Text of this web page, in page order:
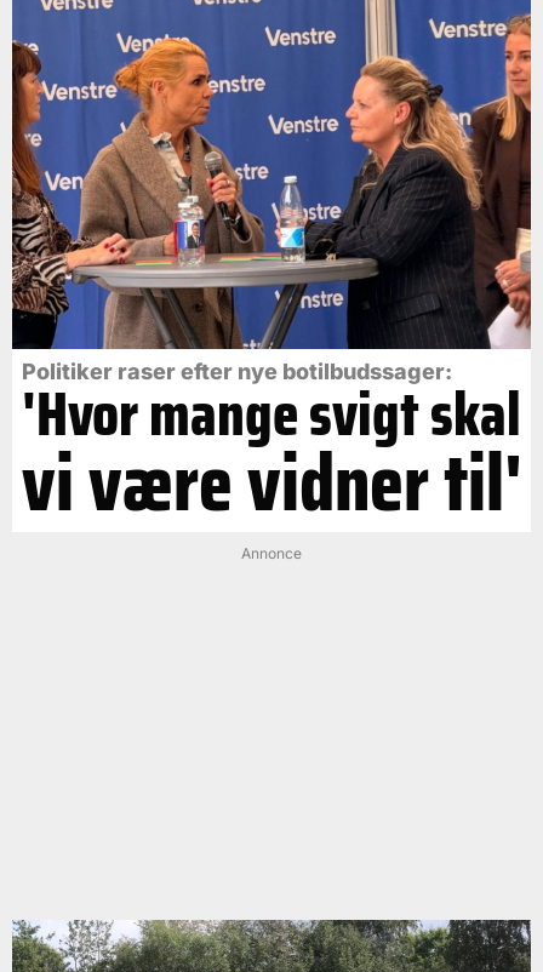
Politiker raser efter nye botilbudssager:
'Hvor mange svigt skal
vi være vidner til'
Annonce